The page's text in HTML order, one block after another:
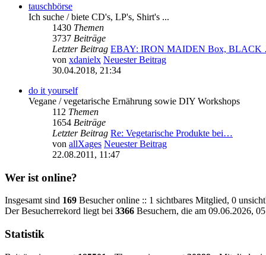
tauschbörse
Ich suche / biete CD's, LP's, Shirt's ...
1430 Themen
3737 Beiträge
Letzter Beitrag EBAY: IRON MAIDEN Box,
von xdanielx Neuester Beitrag
30.04.2018, 21:34
do it yourself
Vegane / vegetarische Ernährung sowie DIY Workshops
112 Themen
1654 Beiträge
Letzter Beitrag Re: Vegetarische Produkte bei…
von allXages Neuester Beitrag
22.08.2011, 11:47
Wer ist online?
Insgesamt sind 169 Besucher online :: 1 sichtbares Mitglied, 0
Der Besucherrekord liegt bei 3366 Besuchern, die am 09.06.2026,
Statistik